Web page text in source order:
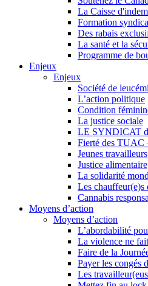
La Caisse
Formation
Des rabais
La santé et la
Programme de
Enjeux
Enjeux
Société de
L’action politique
Condition
La justice sociale
LE SYNDICAT
Fierté des TUAC
Jeunes travailleurs
Justice alimentaire
La solidarité
Les chauffeur(e)s
Cannabis
Moyens d’action
Moyens d’action
L’abordabilité
La violence ne
Faire de la
Payer les congés
Les